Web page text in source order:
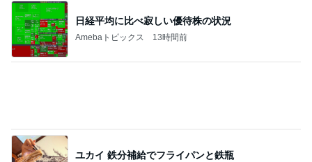
ユカイ 鉄分補給でフライパンと鉄瓶
Amebaトピックス 2日前